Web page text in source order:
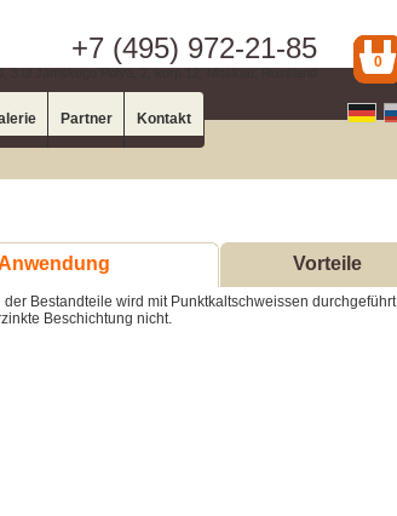
+7 (495) 972-21-85
3 ul Jamskogo Polya, 2, korp 12, Moskau, Russland
0
Partner Kontakt
Vorteile
der Bestandteile wird mit Punktkaltschweissen durchgeführt
Beschichtung nicht.